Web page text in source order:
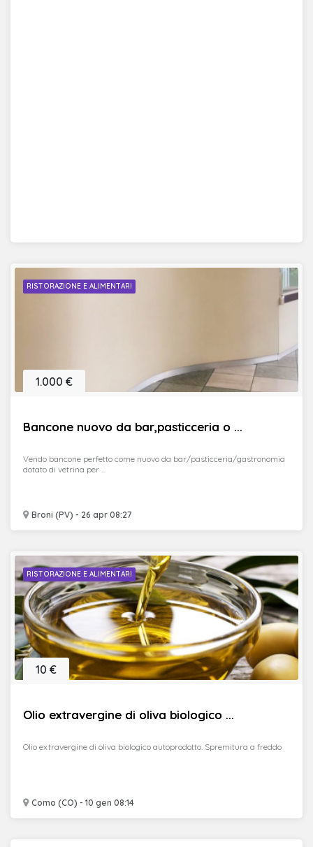
RISTORAZIONE E ALIMENTARI
Bancone nuovo da bar,pasticceria o ...
Broni (PV) - 26 apr 08:27
1.000 €
Vendo bancone perfetto come nuovo da bar/pasticceria/gastronomia
dotato di vetrina per ...
RISTORAZIONE E ALIMENTARI
Olio extravergine di oliva biologico ...
Como (CO) - 10 gen 08:14
10 €
Olio extravergine di oliva biologico autoprodotto. Spremitura a freddo